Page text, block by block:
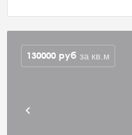
130000 руб за кв.м